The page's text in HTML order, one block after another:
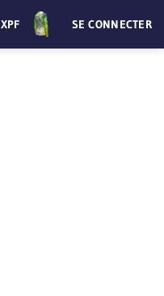
XPF SE CONNECTER